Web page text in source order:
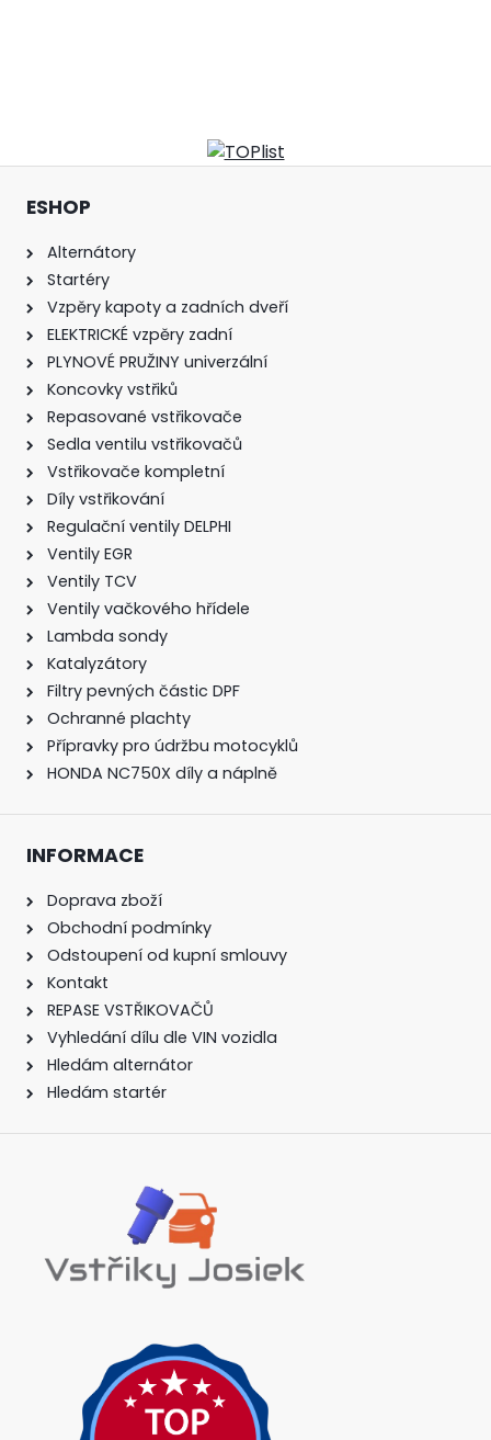
ESHOP
Alternátory
Startéry
Vzpěry kapoty a zadních dveří
ELEKTRICKÉ vzpěry zadní
PLYNOVÉ PRUŽINY univerzální
Koncovky vstřiků
Repasované vstřikovače
Sedla ventilu vstřikovačů
Vstřikovače kompletní
Díly vstřikování
Regulační ventily DELPHI
Ventily EGR
Ventily TCV
Ventily vačkového hřídele
Lambda sondy
Katalyzátory
Filtry pevných částic DPF
Ochranné plachty
Přípravky pro údržbu motocyklů
HONDA NC750X díly a náplně
INFORMACE
Doprava zboží
Obchodní podmínky
Odstoupení od kupní smlouvy
Kontakt
REPASE VSTŘIKOVAČŮ
Vyhledání dílu dle VIN vozidla
Hledám alternátor
Hledám startér